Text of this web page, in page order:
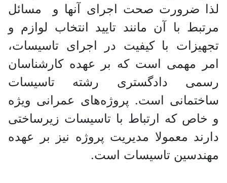
لذا ضرورت صحت اجرای آنها و مسائل
مرتبط با آن مانند تایید انتخاب لوازم و
تجهیزات با کیفیت در اجرای تاسیسات،
امر مهمی است که بر عهده کارشناسان
رسمی دادگستری رشته تاسیسات
ساختمانی است. پروژه‌های عمرانی ویژه
و خاص که ارتباط با تاسیسات زیرساختی
دارند معمولا مدیریت پروژه نیز بر عهده
مهندسین تاسیسات است.